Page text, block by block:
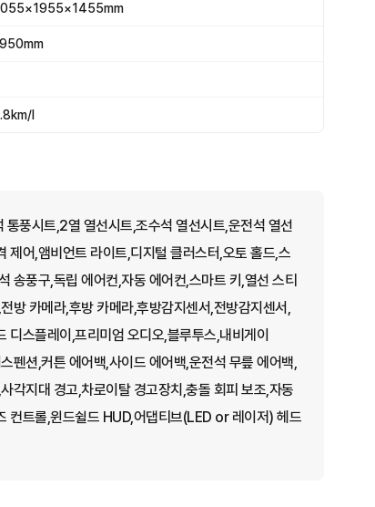
l
풍시트,2열 열선시트,조수석 열선시트,운전석 열선
제어,앰비언트 라이트,디지털 클러스터,오토 홀드,스
송풍구,독립 에어컨,자동 에어컨,스마트 키,열선 스티
방 카메라,후방 카메라,후방감지센서,전방감지센서,
스플레이,프리미엄 오디오,블루투스,내비게이
션,커튼 에어백,사이드 에어백,운전석 무릎 에어백,
각지대 경고,차로이탈 경고장치,충돌 회피 보조,자동
컨트롤,윈드쉴드 HUD,어댑티브(LED or 레이저) 헤드